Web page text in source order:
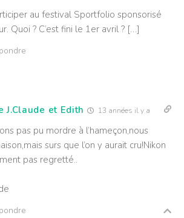
au festival Sportfolio sponsorisé
Quoi ? C’est fini le 1er avril ? […]
J.Claude et Edith 13 années il y a
pas pu mordre à l’hameçon,nous
surs que l’on y aurait cru!Nikon
pas regretté..